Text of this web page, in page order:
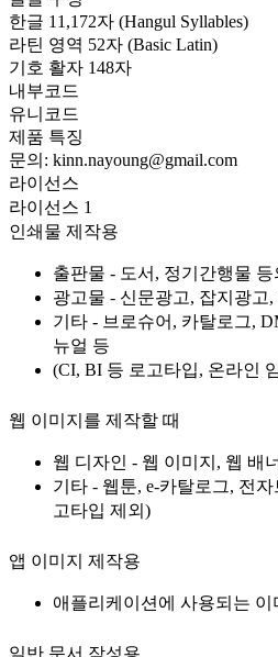
한글 11,172자 (Hangul Syllables)
라틴 영역 52자 (Basic Latin)
기호 활자 148자
내부코드
유니코드
제품 특징
문의: kinn.nayoung@gmail.com
라이선스
라이선스 1
인쇄물 제작용
출판물 - 도서, 정기간행물
광고물 - 신문광고, 잡지광고
기타 - 브로슈어, 카탈로그,
뉴얼 등
(CI, BI 등 로고타입, 온라인
웹 이미지를 제작할 때
웹 디자인 - 웹 이미지, 웹 배
기타 - 웹툰, e-카탈로그, 전
고타입 제외)
앱 이미지 제작용
애플리케이션에 사용되는 이
일반 문서 작성용